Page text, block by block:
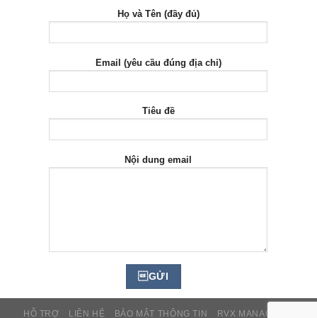
Họ và Tên (đầy đủ)
Email (yêu cầu đúng địa chỉ)
Tiêu đề
Nội dung email
HỖ TRỢ LIÊN HỆ BẢO MẬT THÔNG TIN RVX MANAGER™